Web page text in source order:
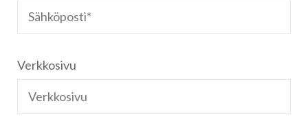
Verkkosivu